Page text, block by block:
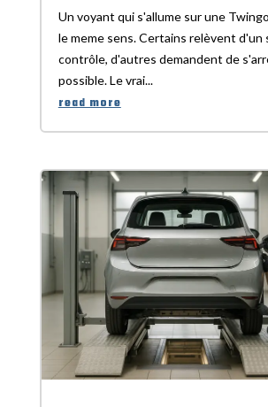
Un voyant qui s'allume sur une
le meme sens. Certains relèvent d'un
contrôle, d'autres demandent de
possible. Le vrai...
read more